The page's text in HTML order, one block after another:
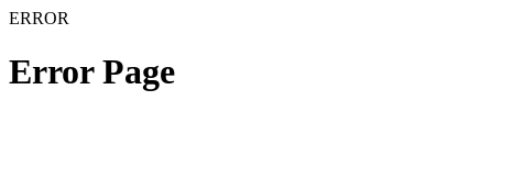
ERROR
Error Page